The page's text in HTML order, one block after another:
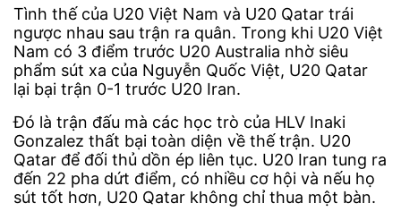
Tình thế của U20 Việt Nam và U20 Qatar trái
ngược nhau sau trận ra quân. Trong khi U20 Việt
Nam có 3 điểm trước U20 Australia nhờ siêu
phẩm sút xa của Nguyễn Quốc Việt, U20 Qatar
lại bại trận 0-1 trước U20 Iran.
Đó là trận đấu mà các học trò của HLV Inaki
Gonzalez thất bại toàn diện về thế trận. U20
Qatar để đối thủ dồn ép liên tục. U20 Iran tung ra
đến 22 pha dứt điểm, có nhiều cơ hội và nếu họ
sút tốt hơn, U20 Qatar không chỉ thua một bàn.